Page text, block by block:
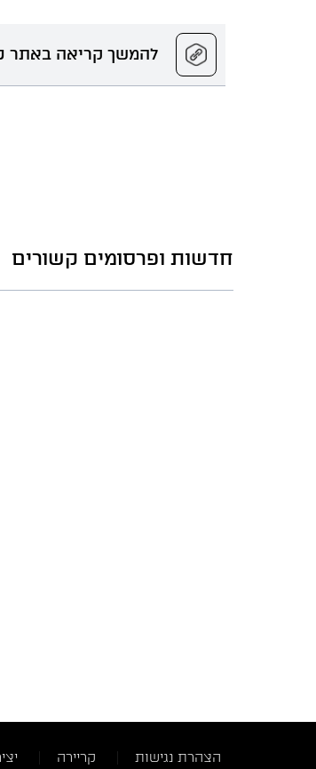
להמשך קריאה באתר
חדשות ופרסומים קשורים
הצהרת נגישות קריירה